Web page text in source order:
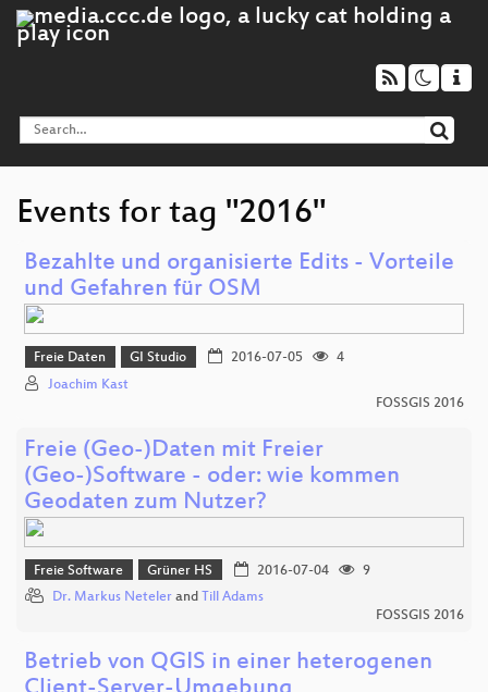
Events for tag "2016"
Bezahlte und organisierte Edits - Vorteile
und Gefahren für OSM
Freie Daten GI Studio 2016-07-05
4
Joachim Kast
FOSSGIS 2016
Freie (Geo-)Daten mit Freier
(Geo-)Software - oder: wie kommen
Geodaten zum Nutzer?
Freie Software Grüner HS 2016-07-04
9
Dr. Markus Neteler and Till Adams
FOSSGIS 2016
Betrieb von QGIS in einer heterogenen